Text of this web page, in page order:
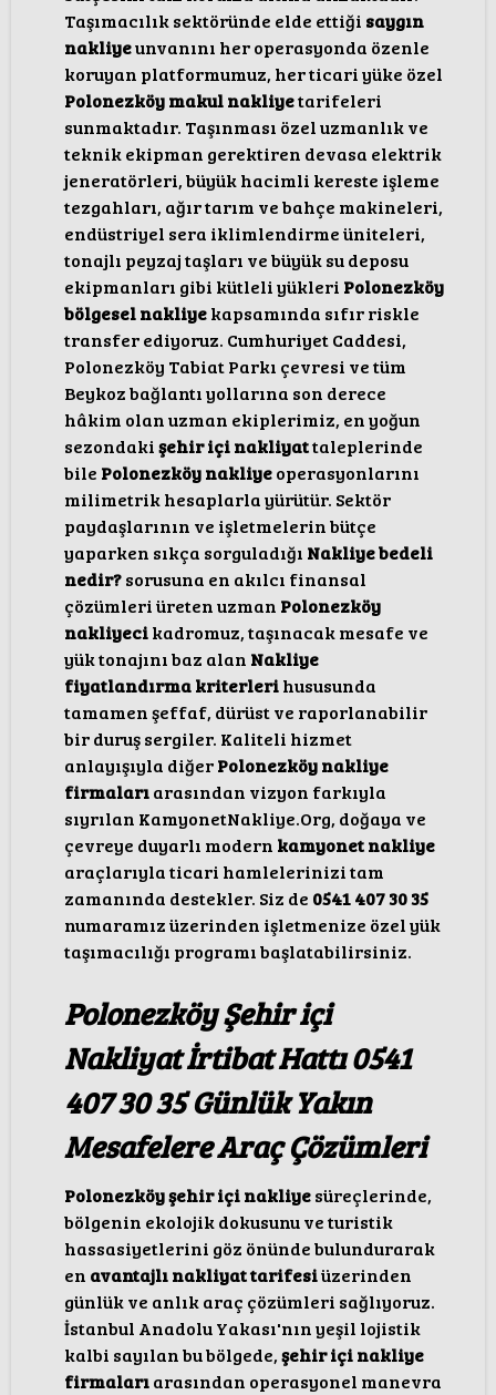
Taşımacılık sektöründe elde ettiği saygın
nakliyeunvanını her operasyonda özenle
koruyan platformumuz, her ticari yüke özel
Polonezköy makul nakliyetarifeleri
sunmaktadır. Taşınması özel uzmanlık ve
teknik ekipman gerektiren devasa elektrik
jeneratörleri, büyük hacimli kereste işleme
tezgahları, ağır tarım ve bahçe makineleri,
endüstriyel sera iklimlendirme üniteleri,
tonajlı peyzaj taşları ve büyük su deposu
ekipmanları gibi kütleli yükleri Polonezköy
bölgesel nakliyekapsamında sıfır riskle
transfer ediyoruz. Cumhuriyet Caddesi,
Polonezköy Tabiat Parkı çevresi ve tüm
Beykoz bağlantı yollarına son derece
hâkim olan uzman ekiplerimiz, en yoğun
sezondakişehir içi nakliyattaleplerinde
bile Polonezköy nakliyeoperasyonlarını
milimetrik hesaplarla yürütür. Sektör
paydaşlarının ve işletmelerin bütçe
yaparken sıkça sorguladığı Nakliye bedeli
nedir?sorusuna en akılcı finansal
çözümleri üreten uzman Polonezköy
nakliyecikadromuz, taşınacak mesafe ve
yük tonajını baz alan Nakliye
fiyatlandırma kriterlerihususunda
tamamen şeffaf, dürüst ve raporlanabilir
bir duruş sergiler. Kaliteli hizmet
anlayışıyla diğerPolonezköy nakliye
firmalarıarasından vizyon farkıyla
sıyrılan KamyonetNakliye.Org, doğaya ve
çevreye duyarlı modern kamyonet nakliye
araçlarıyla ticari hamlelerinizi tam
zamanında destekler. Siz de 0541 407 30 35
numaramız üzerinden işletmenize özel yük
taşımacılığı programı başlatabilirsiniz.
Polonezköy Şehir içi
Nakliyat İrtibat Hattı 0541
407 30 35 Günlük Yakın
Mesafelere Araç Çözümleri
Polonezköy şehir içi nakliyesüreçlerinde,
bölgenin ekolojik dokusunu ve turistik
hassasiyetlerini göz önünde bulundurarak
en avantajlı nakliyat tarifesiüzerinden
günlük ve anlık araç çözümleri sağlıyoruz.
İstanbul Anadolu Yakası'nın yeşil lojistik
kalbi sayılan bu bölgede,şehir içi nakliye
firmalarıarasından operasyonel manevra